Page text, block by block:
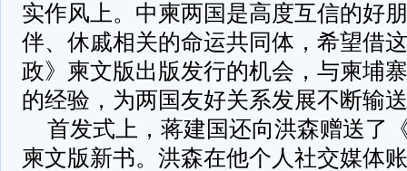
实作风上。中柬两国是高度互信的好
伴、休戚相关的命运共同体，希望借
政》柬文版出版发行的机会，与柬埔
的经验，为两国友好关系发展不断输
首发式上，蒋建国还向洪森赠送了
柬文版新书。洪森在他个人社交媒体